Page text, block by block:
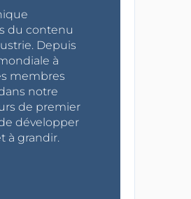
du contenu
Depuis
à
membres
notre
de premier
développer
à grandir.